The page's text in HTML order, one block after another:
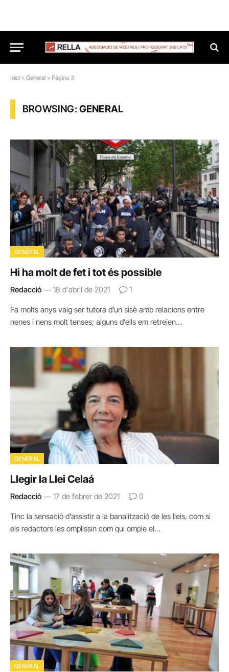
Inici » General » Pàgina 3
BROWSING:GENERAL
GENERAL
Hi ha molt de fet i tot és possible
Redacció 18 d'abril de 2021 1
Fa molts anys vaig ser tutora d’un sisè amb relacions entre
nenes i nens molt tenses; alguns d’ells em retreien…
GENERAL
Llegir la Llei Celaá
Redacció 17 de febrer de 2021 0
Tinc la sensació d’assistir a la banalització de les lleis, com si
els redactors les omplissin com qui omple el…
GENERAL